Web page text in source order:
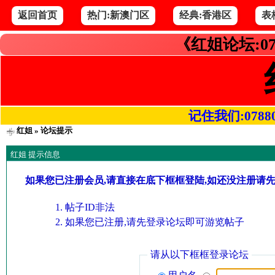
返回首页 热门:新澳门区 经典:香港区 表
《红姐论坛
记住我们
红姐» 论坛提示
红姐 提示信息
如果您已注册会员,请直接在底下框框登陆,如还没注册请
帖子ID非法
如果您已注册,请先登录论坛即可游览帖子
请从以下框框登录论坛